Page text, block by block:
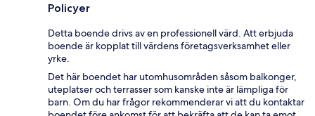
Policyer
Detta boende drivs av en professionell värd. Att erbjuda
boende är kopplat till värdens företagsverksamhet eller
yrke.
Det här boendet har utomhusområden såsom balkonger,
uteplatser och terrasser som kanske inte är lämpliga för
barn. Om du har frågor rekommenderar vi att du kontaktar